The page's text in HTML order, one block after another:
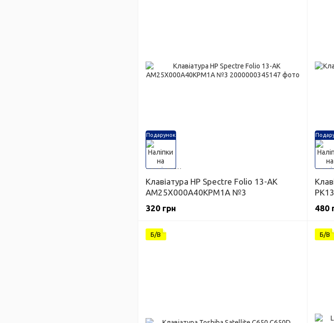
Подарунок
Клавіатура HP Spectre Folio 13-AK
AM25X000A40KPM1A №3
320 грн
480
Б/В Б/В